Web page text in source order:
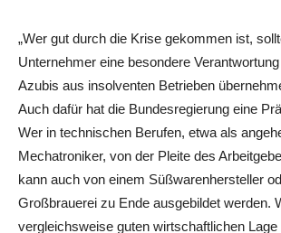
„Wer gut durch die Krise gekommen ist,
Unternehmer eine besondere
Azubis aus insolventen Betrieben
Auch dafür hat die Bundesregierung eine
Wer in technischen Berufen, etwa als
Mechatroniker, von der Pleite des
kann auch von einem Süßwarenhersteller
Großbrauerei zu Ende ausgebildet werden.
vergleichsweise guten wirtschaftlichen Lage